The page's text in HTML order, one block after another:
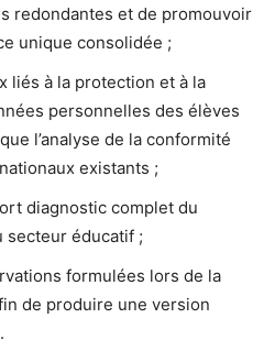
redondantes et de promouvoir
unique consolidée ;
liés à la protection et à la
personnelles des élèves
l’analyse de la conformité
existants ;
diagnostic complet du
secteur éducatif ;
formulées lors de la
de produire une version